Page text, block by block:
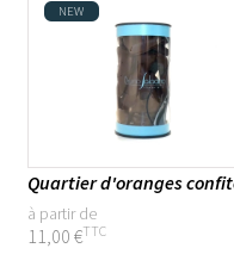
Catégories
Coffrets
Les tablettes
Les
NEW
Quartier d'oranges
à partir de
11,00 €TTC